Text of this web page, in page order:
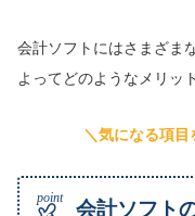
会計ソフトにはさまざま
よってどのようなメリッ
＼気になる項目
会計ソフト